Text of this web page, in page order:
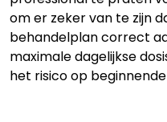
om er zeker van te zijn
behandelplan correct
maximale dagelijkse
het risico op